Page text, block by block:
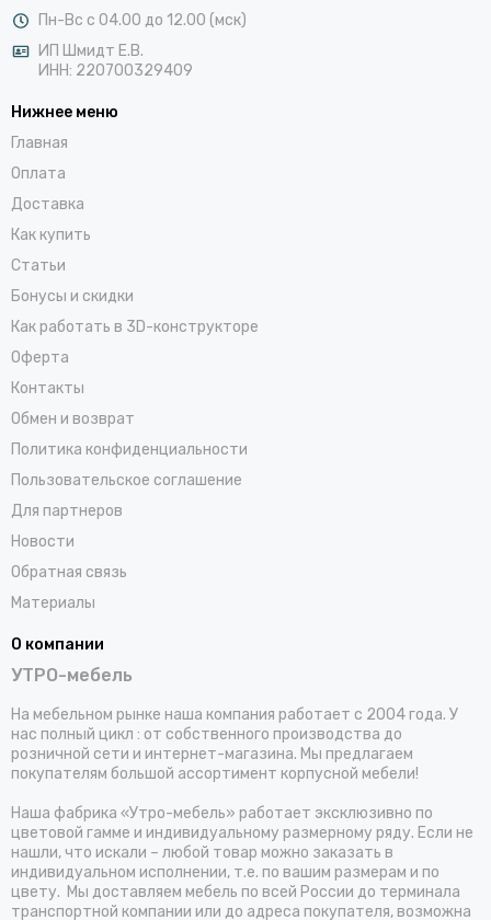
Пн-Вс с 04.00 до 12.00 (мск)
ИП Шмидт Е.В.
ИНН: 220700329409
Нижнее меню
Главная
Оплата
Доставка
Как купить
Статьи
Бонусы и скидки
Как работать в 3D-конструкторе
Оферта
Контакты
Обмен и возврат
Политика конфиденциальности
Пользовательское соглашение
Для партнеров
Новости
Обратная связь
Материалы
О компании
УТРО-мебель
На мебельном рынке наша компания работает с 2004 года. У
нас полный цикл : от собственного производства до
розничной сети и интернет-магазина. Мы предлагаем
покупателям большой ассортимент корпусной мебели!
Наша фабрика «Утро-мебель» работает эксклюзивно по
цветовой гамме и индивидуальному размерному ряду. Если не
нашли, что искали – любой товар можно заказать в
индивидуальном исполнении, т.е. по вашим размерам и по
цвету. Мы доставляем мебель по всей России до терминала
транспортной компании или до адреса покупателя, возможна